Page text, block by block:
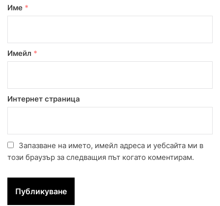
Име *
Имейл *
Интернет страница
Запазване на името, имейл адреса и уебсайта ми в
този браузър за следващия път когато коментирам.